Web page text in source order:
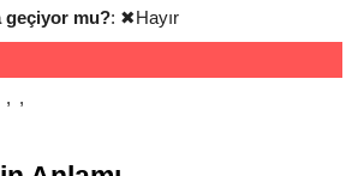
geçiyor mu?: ✖Hayır